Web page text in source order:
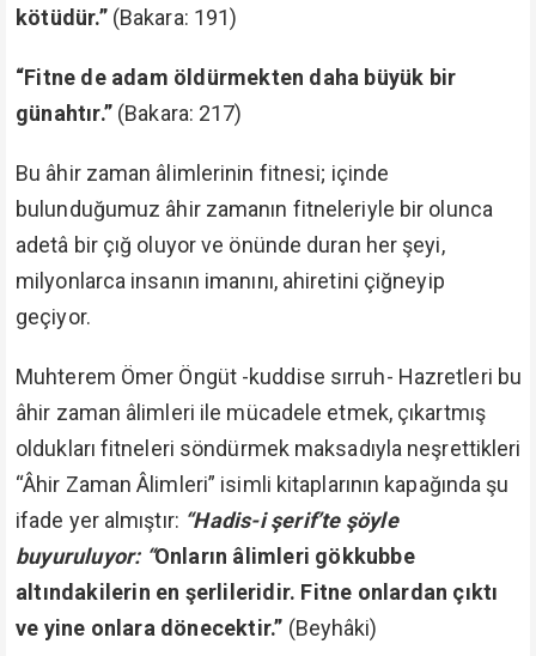
kötüdür.”(Bakara: 191)
“Fitne de adam öldürmekten daha büyük bir
günahtır.” (Bakara: 217)
Bu âhir zaman âlimlerinin fitnesi; içinde
bulunduğumuz âhir zamanın fitneleriyle bir olunca
adetâ bir çığ oluyor ve önünde duran her şeyi,
milyonlarca insanın imanını, ahiretini çiğneyip
geçiyor.
Muhterem Ömer Öngüt -kuddise sırruh- Hazretleri bu
âhir zaman âlimleri ile mücadele etmek, çıkartmış
oldukları fitneleri söndürmek maksadıyla neşrettikleri
“Âhir Zaman Âlimleri” isimli kitaplarının kapağında şu
ifade yer almıştır: “Hadis-i şerif’te şöyle
buyuruluyor: “Onların âlimleri gökkubbe
altındakilerin en şerlileridir. Fitne onlardan çıktı
ve yine onlara dönecektir.” (Beyhâki)